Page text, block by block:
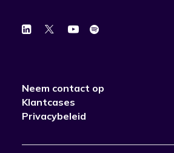
Neem contact op
Klantcases
Privacybeleid